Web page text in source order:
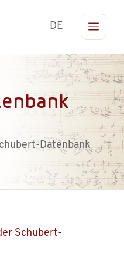
DE
Datenbank
Schubert-